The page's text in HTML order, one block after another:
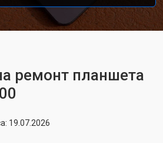
ремонт планшета
19.07.2026